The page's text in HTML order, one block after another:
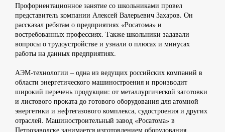
Профориентационное занятие со школьниками провел
представитель компании Алексей Валерьевич Захаров. Он
рассказал ребятам о предприятиях «Росатома» и
востребованных профессиях. Также школьники задавали
вопросы о трудоустройстве и узнали о плюсах и минусах
работы на данных предприятиях.
АЭМ-технологии – одна из ведущих российских компаний в
области энергетического машиностроения и производит
широкий перечень продукции: от металлургической заготовки
и листового проката до готового оборудования для атомной
энергетики и нефтегазового комплекса, судостроения и других
отраслей. Машиностроительный завод «Росатома» в
Петрозаводске занимается изготовлением оборудования